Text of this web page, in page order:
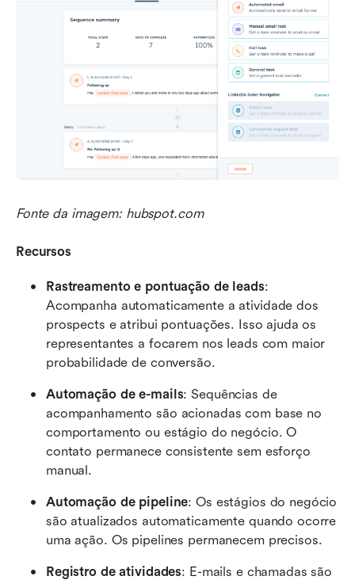
Fonte da imagem: hubspot.com
Recursos
Rastreamento e pontuação de leads:
Acompanha automaticamente a atividade dos
prospects e atribui pontuações. Isso ajuda os
representantes a focarem nos leads com maior
probabilidade de conversão.
Automação de e-mails: Sequências de
acompanhamento são acionadas com base no
comportamento ou estágio do negócio. O
contato permanece consistente sem esforço
manual.
Automação de pipeline: Os estágios do negócio
são atualizados automaticamente quando ocorre
uma ação. Os pipelines permanecem precisos.
Registro de atividades: E-mails e chamadas são